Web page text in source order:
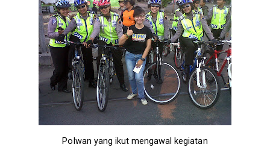
Polwan yang ikut mengawal kegiatan